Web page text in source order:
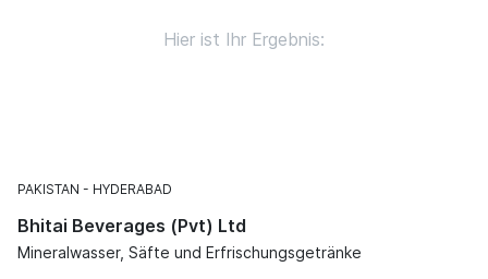
Hier ist Ihr Ergebnis:
PAKISTAN HYDERABAD
Bhitai Beverages (Pvt) Ltd
Mineralwasser, Säfte und Erfrischungsgetränke